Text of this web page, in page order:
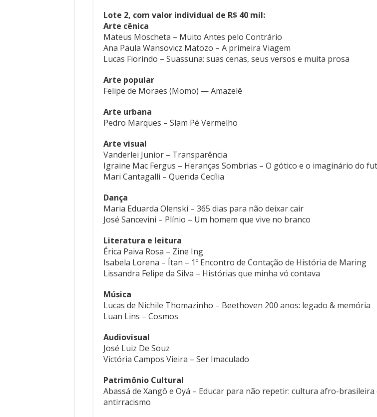
Lote 2, com valor individual de R$ 40 mil:
Arte cênica
Mateus Moscheta – Muito Antes pelo Contrário
Ana Paula Wansovicz Matozo – A primeira Viagem
Lucas Fiorindo – Suassuna: suas cenas, seus versos e muita prosa
Arte popular
Felipe de Moraes (Momo) — Amazelê
Arte urbana
Pedro Marques – Slam Pé Vermelho
Arte visual
Vanderlei Junior – Transparência
Igraine Mac Fergus – Heranças Sombrias – O gótico e o imaginário do
Mari Cantagalli – Querida Cecília
Dança
Maria Eduarda Olenski – 365 dias para não deixar cair
José Sancevini – Plínio – Um homem que vive no branco
Literatura e leitura
Érica Paiva Rosa – Zine Ing
Isabela Lorena – Ítan – 1º Encontro de Contação de História de Maring
Lissandra Felipe da Silva – Histórias que minha vó contava
Música
Lucas de Nichile Thomazinho – Beethoven 200 anos: legado & memória
Luan Lins – Cosmos
Audiovisual
José Luiz De Souz
Victória Campos Vieira – Ser Imaculado
Patrimônio Cultural
Abassá de Xangô e Oyá – Educar para não repetir: cultura afro-brasileira
antirracismo